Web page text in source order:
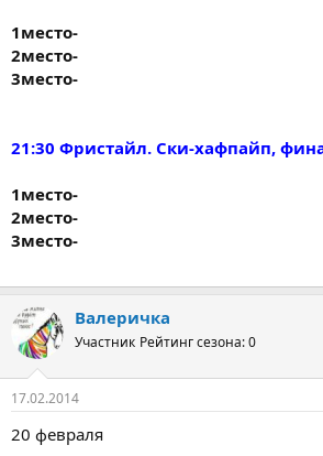
1место-
2место-
3место-
21:30 Фристайл. Ски-хафпайп,
1место-
2место-
3место-
Валеричка
Участник Рейтинг сезона: 0
17.02.2014
20 февраля